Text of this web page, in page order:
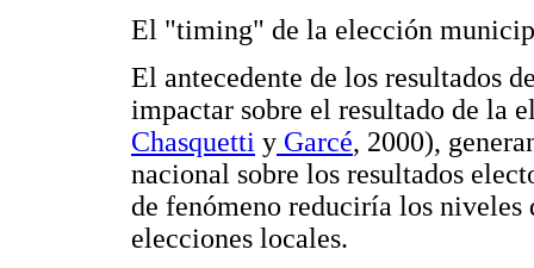
El "timing" de la elección
El antecedente de los resultados
impactar sobre el resultado de la
Chasquetti y Garcé, 2000),
nacional sobre los resultados
de fenómeno reduciría los niveles
elecciones locales.